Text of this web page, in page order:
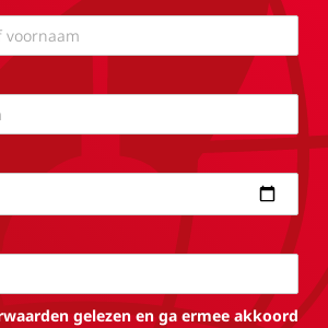
gelezen en ga ermee akkoord